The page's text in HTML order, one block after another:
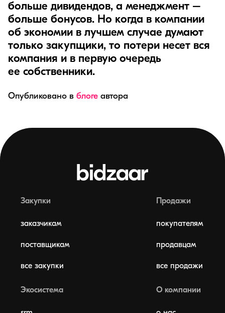
больше дивидендов, а менеджмент –
больше бонусов. Но когда в компании
об экономии в лучшем случае думают
только закупщики, то потери несет вся
компания и в первую очередь
ее собственники.
Опубликовано в блоге автора
Закупки
заказчикам
поставщикам
все закупки
Продажи
покупателям
продавцам
все продажи
Экосистема О компании